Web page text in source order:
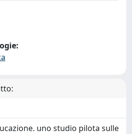
uno studio pilota sulle